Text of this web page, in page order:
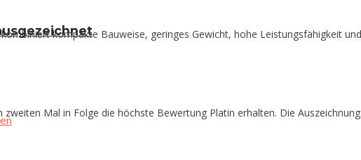
Mal in Folge die höchste Bewertung Platin erhalten. Die
kompakte Bauweise, geringes Gewicht, hohe Leistungsfähigkeit